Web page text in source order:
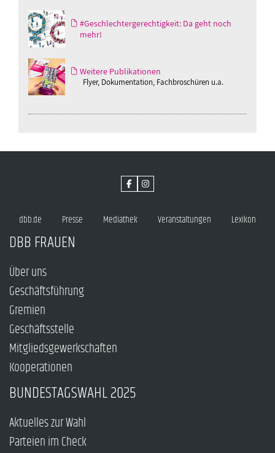
#Geschlechtergerechtigkeit: Da geht noch
mehr!
Weitere Publikationen
Flyer, Dokumentation, Fachbroschüren u.a.
dbb.de Presse Mediathek Veranstaltungen Lexikon
DBB FRAUEN
Über uns
Geschäftsführung
Gremien
Geschäftsstelle
Mitgliedsgewerkschaften
Kooperationen
BUNDESTAGSWAHL 2025
Aktuelles zur Wahl
Parteien im Check